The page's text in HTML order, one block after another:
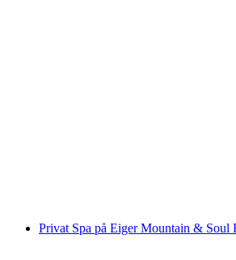
Privat Spa på Eiger Mountain & Soul